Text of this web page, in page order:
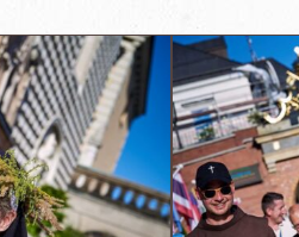
Previous